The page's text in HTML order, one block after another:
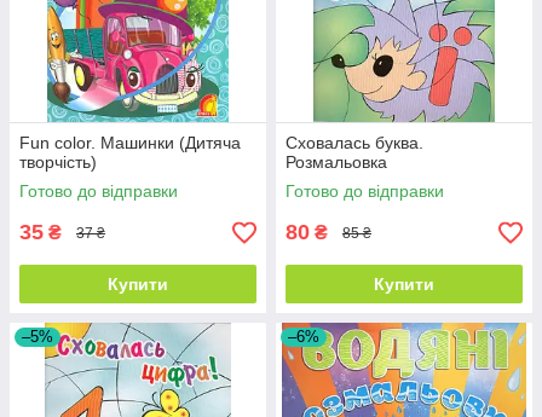
Fun color. Машинки (Дитяча
творчість)
Готово до відправки
35 ₴ 37 ₴
Купити
Сховалась буква.
Розмальовка
Готово до відправки
80 ₴ 85 ₴
Купити
–5% –6%